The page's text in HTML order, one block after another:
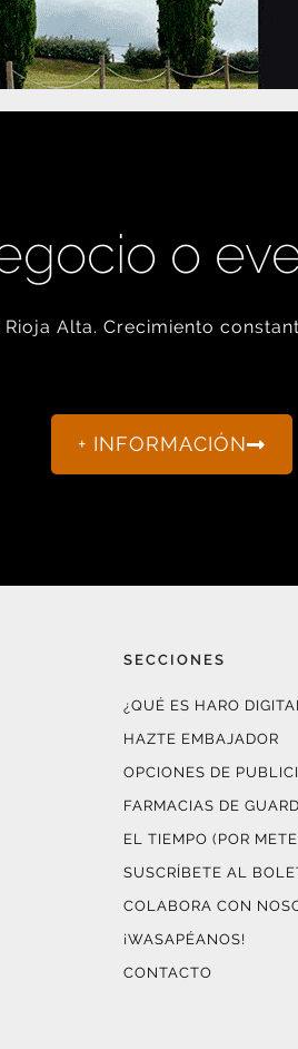
o
Alta. Crecimiento
+ INFORMACIÓN
SECCIONES
¿QUÉ ES HARO
HAZTE EMBAJADOR
OPCIONES DE
FARMACIAS DE
EL TIEMPO (POR
SUSCRÍBETE AL
COLABORA CON
¡WASAPÉANOS!
CONTACTO